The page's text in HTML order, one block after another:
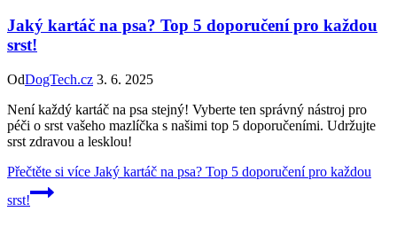
Jaký kartáč na psa? Top 5 doporučení pro každou
srst!
OdDogTech.cz 3. 6. 2025
Není každý kartáč na psa stejný! Vyberte ten správný nástroj pro
péči o srst vašeho mazlíčka s našimi top 5 doporučeními. Udržujte
srst zdravou a lesklou!
Přečtěte si více Jaký kartáč na psa? Top 5 doporučení pro každou
srst!